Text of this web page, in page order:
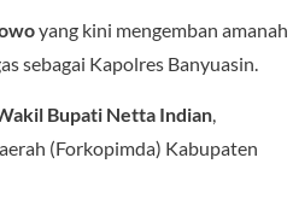
yang kini mengemban amanah
sebagai Kapolres Banyuasin.
Bupati Netta Indian,
(Forkopimda) Kabupaten